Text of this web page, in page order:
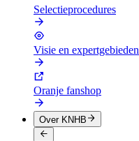
Selectieprocedures
Visie en expertgebieden
Oranje fanshop
Over KNHB